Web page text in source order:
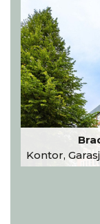
Kontor, Garasje/